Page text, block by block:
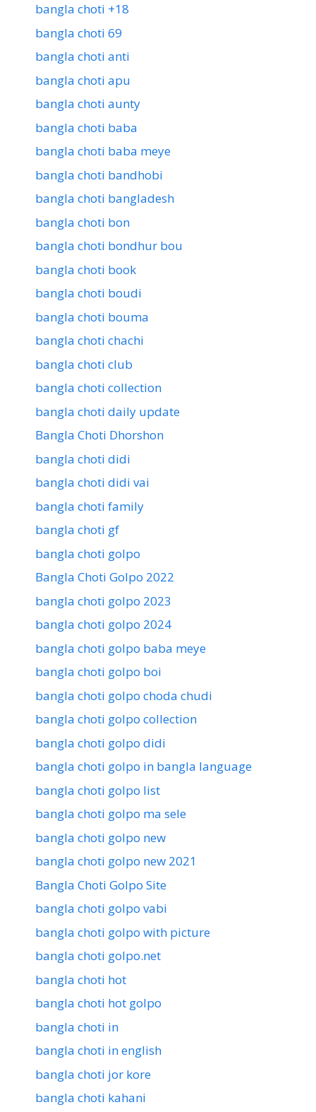
bangla choti +18
bangla choti 69
bangla choti anti
bangla choti apu
bangla choti aunty
bangla choti baba
bangla choti baba meye
bangla choti bandhobi
bangla choti bangladesh
bangla choti bon
bangla choti bondhur bou
bangla choti book
bangla choti boudi
bangla choti bouma
bangla choti chachi
bangla choti club
bangla choti collection
bangla choti daily update
Bangla Choti Dhorshon
bangla choti didi
bangla choti didi vai
bangla choti family
bangla choti gf
bangla choti golpo
Bangla Choti Golpo 2022
bangla choti golpo 2023
bangla choti golpo 2024
bangla choti golpo baba meye
bangla choti golpo boi
bangla choti golpo choda chudi
bangla choti golpo collection
bangla choti golpo didi
bangla choti golpo in bangla language
bangla choti golpo list
bangla choti golpo ma sele
bangla choti golpo new
bangla choti golpo new 2021
Bangla Choti Golpo Site
bangla choti golpo vabi
bangla choti golpo with picture
bangla choti golpo.net
bangla choti hot
bangla choti hot golpo
bangla choti in
bangla choti in english
bangla choti jor kore
bangla choti kahani